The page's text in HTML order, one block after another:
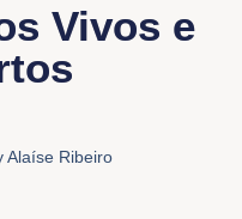
Vivos e
Alaíse Ribeiro